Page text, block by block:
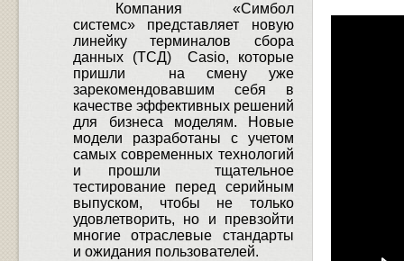
Компания «Симбол
системс» представляет новую
линейку терминалов сбора
данных (ТСД)
Casio, которые
пришли
на смену уже
зарекомендовавшим себя в
качестве эффективных решений
для бизнеса моделям.
Новые
модели разработаны с учетом
самых современных технологий
и прошли
тщательное
тестирование перед серийным
выпуском, чтобы не только
удовлетворить, но и превзойти
многие отраслевые стандарты
и ожидания пользователей.